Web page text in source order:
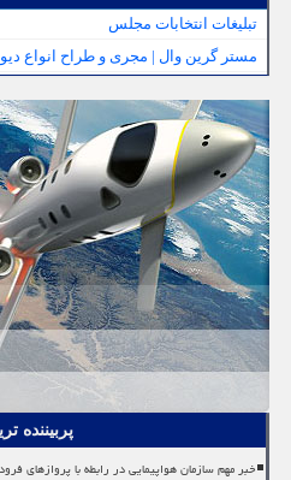
تبلیغات انتخابات مجلس
مستر گرین وال | مجری و طراح انواع
پربیننده
خبر مهم سازمان هواپیمایی در رابطه با پروازهای